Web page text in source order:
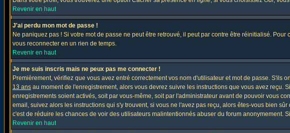
Revenir en haut
J'ai perdu mon mot de passe !
Ne paniquez pas ! Si votre mot de passe ne peut être retrouvé, il peut par contre être réinitialisé.
vous reconnecter en un rien de temps.
Revenir en haut
Je me suis inscris mais ne peux pas me connecter !
Premièrement, vérifiez que vous avez entré correctement vos nom d'utilisateur et mot de passe.
13 ans au moment de l'enregistrement, alors vous devrez suivre les instructions que vous avez
enregistrements soient activés, soit par vous-même, soit par l'administrateur avant de pouvoir vous
email, suivez alors les instructions qui s'y trouvent, si vous ne l'avez pas reçu, alors êtes-vous bien
c'est de réduire les chances de voir des utilisateurs malintentionnés abuser du forum
Revenir en haut